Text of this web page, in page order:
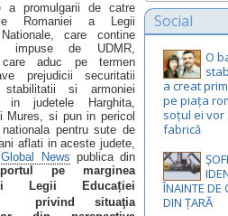
a promulgarii de catre
Romaniei a Legii
care contine
impuse de UDMR,
care aduc pe termen
prejudicii securitatii
stabilitatii si armoniei
in judetele Harghita,
Mures, si pun in pericol
pentru sute de
aflati in aceste judete,
News publica din
pe marginea
Legii Educației
privind situaţia
Social
O
a creat
pe piața
soțul ei vor
fabrică
ÎNAINTE DE
DIN ȚARĂ